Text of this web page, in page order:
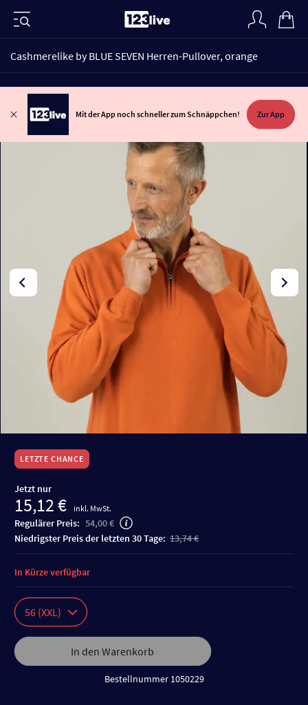
Cashmerelike by BLUE SEVEN Herren-Pullover, orange
Mit der App noch schneller zum Schnäppchen! Zur App
LETZTE CHANCE
Jetzt nur
15,12 € inkl. MwSt.
Regulärer Preis: 54,00 €
niedrigster Preis der letzten 30 Tage: 13,74 €
56 (XXL)
In den Warenkorb
Bestellnummer 1050229
In Kürze verfügbar